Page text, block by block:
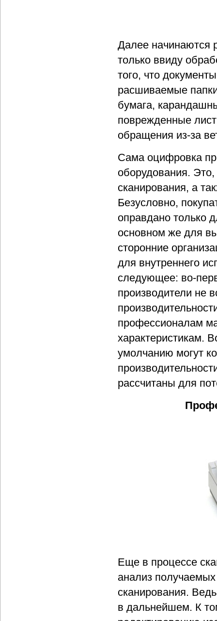
Далее начинаются
только ввиду
того, что
расшиваемые
бумага,
поврежденные
обращения из-за
Сама оцифровка
оборудования. Это,
сканирования, а
Безусловно,
оправдано только
основном же для
сторонние
для внутреннего
следующее: во-
производители не
профессионалам
характеристикам.
умолчанию могут
рассчитаны для
Еще в процессе
анализ
сканирования.
в дальнейшем. К